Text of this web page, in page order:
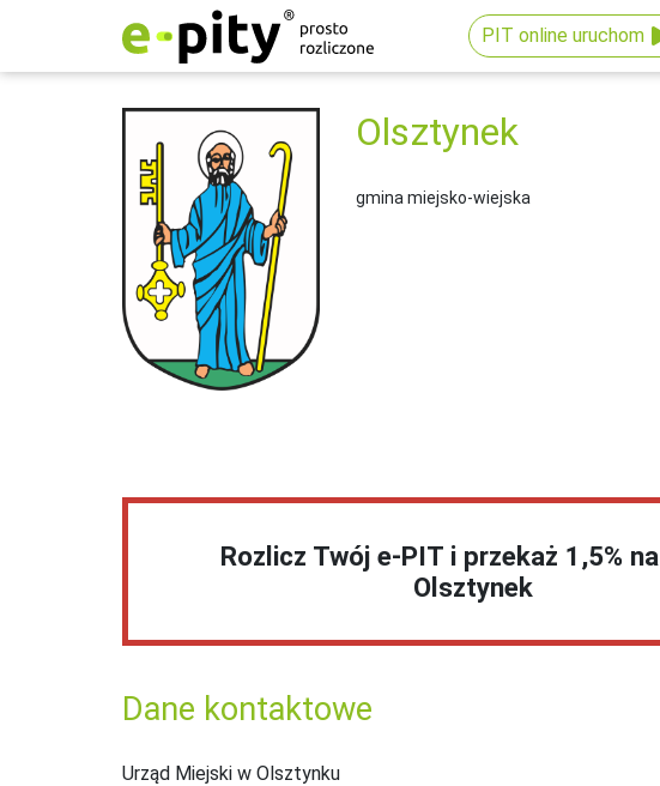
PIT online uruchom
Olsztynek
gmina miejsko-wiejska
Rozlicz Twój e-PIT i przekaż 1,5%
Olsztynek
Dane kontaktowe
Urząd Miejski w Olsztynku